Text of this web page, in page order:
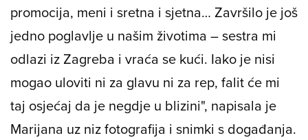
promocija, meni i sretna i sjetna… Završilo je još
jedno poglavlje u našim životima – sestra mi
odlazi iz Zagreba i vraća se kući. Iako je nisi
mogao uloviti ni za glavu ni za rep, falit će mi
taj osjećaj da je negdje u blizini", napisala je
Marijana uz niz fotografija i snimki s događanja.